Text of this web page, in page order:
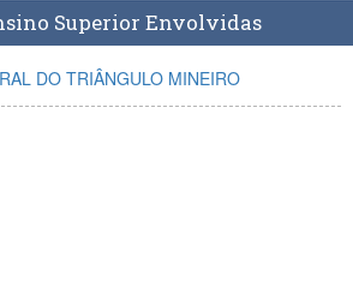
Superior Envolvidas
DO TRIÂNGULO MINEIRO